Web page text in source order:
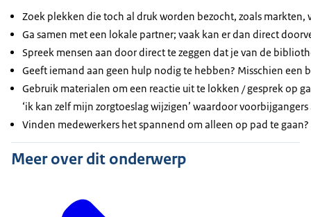
Zoek plekken die toch al druk worden bezocht, zoals
Ga samen met een lokale partner; vaak kan er dan direct
Spreek mensen aan door direct te zeggen dat je van de
Geeft iemand aan geen hulp nodig te hebben? Misschien
Gebruik materialen om een reactie uit te lokken / gesprek op
‘ik kan zelf mijn zorgtoeslag wijzigen’ waardoor
Vinden medewerkers het spannend om alleen op pad te
Meer over dit onderwerp